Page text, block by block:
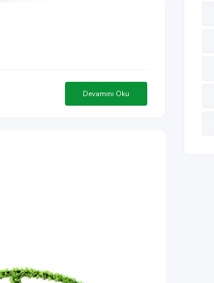
Devamını Oku